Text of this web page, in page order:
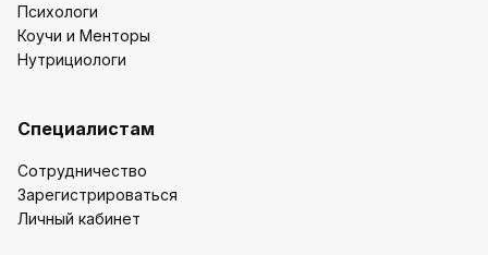
Психологи
Коучи и Менторы
Нутрициологи
Специалистам
Сотрудничество
Зарегистрироваться
Личный кабинет